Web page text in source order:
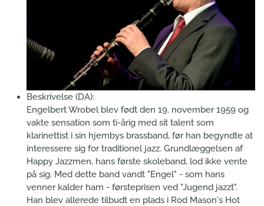
Beskrivelse (DA):
Engelbert Wrobel blev født den 19. november 1959 og
vakte sensation som ti-årig med sit talent som
klarinettist i sin hjembys brassband, før han begyndte at
interessere sig for traditionel jazz. Grundlæggelsen af
Happy Jazzmen, hans første skoleband, lod ikke vente
på sig. Med dette band vandt "Engel" - som hans
venner kalder ham - førsteprisen ved "Jugend jazzt".
Han blev allerede tilbudt en plads i Rod Mason's Hot